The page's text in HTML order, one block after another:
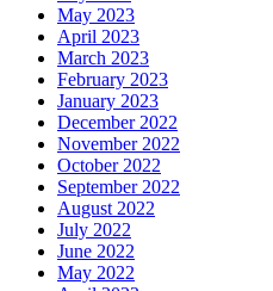
May 2023
April 2023
March 2023
February 2023
January 2023
December 2022
November 2022
October 2022
September 2022
August 2022
July 2022
June 2022
May 2022